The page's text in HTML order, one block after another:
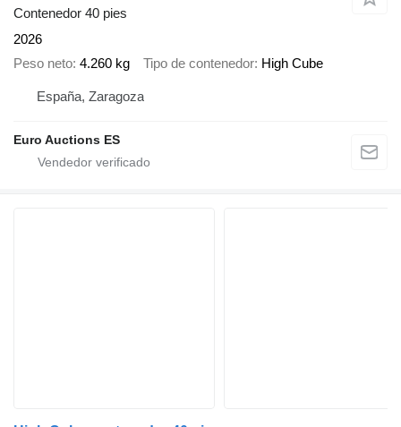
Contenedor 40 pies
2026
Peso neto 4.260 kg Tipo de contenedor High Cube
España, Zaragoza
Euro Auctions ES